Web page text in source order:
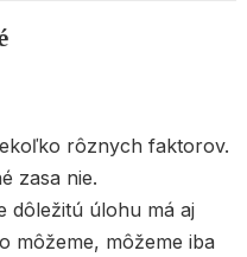
rôznych faktorov.
zasa nie.
dôležitú úlohu má aj
môžeme, môžeme iba